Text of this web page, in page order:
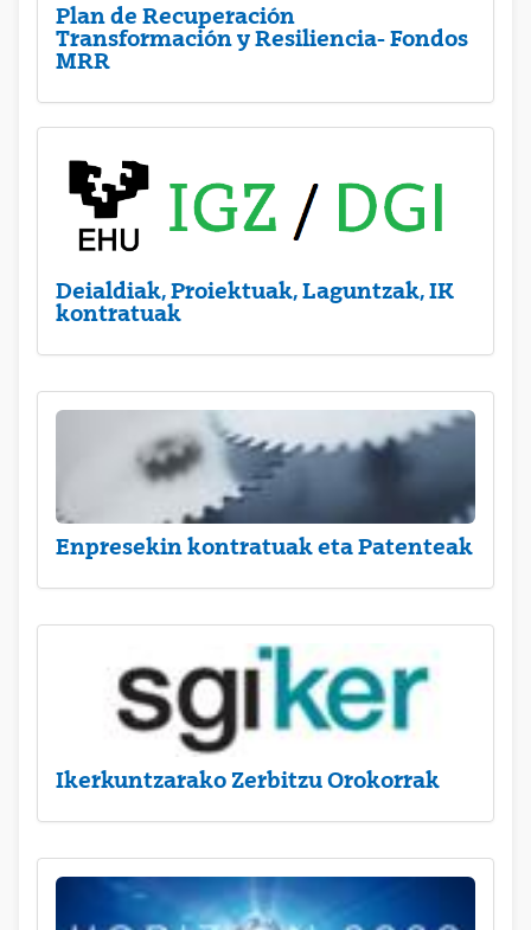
Plan de Recuperación
Transformación y Resiliencia- Fondos
MRR
Deialdiak, Proiektuak, Laguntzak, IK
kontratuak
Enpresekin kontratuak eta Patenteak
Ikerkuntzarako Zerbitzu Orokorrak